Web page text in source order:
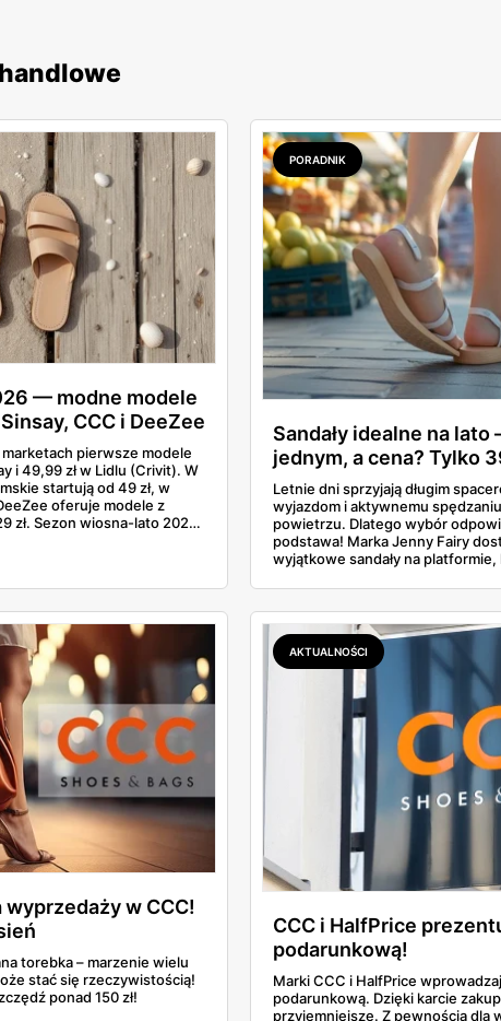
— modne modele
CCC i DeeZee
marketach pierwsze modele
i 49,99 zł w Lidlu (Crivit). W
startują od 49 zł, w
oferuje modele z
zł. Sezon wiosna-lato 2026
PORADNIK
Sandały idealne na lato
jednym, a cena? Tylko
Letnie dni sprzyjają długim
wyjazdom i aktywnemu
powietrzu. Dlatego wybór
podstawa! Marka Jenny Fairy
wyjątkowe sandały na platformie,
modne i... niezwykle przystępne
w CCC!
torebka – marzenie wielu
stać się rzeczywistością!
ponad 150 zł!
AKTUALNOŚCI
CCC i HalfPrice
podarunkową!
Marki CCC i HalfPrice
podarunkową. Dzięki karcie
przyjemniejsze. Z pewnością dla